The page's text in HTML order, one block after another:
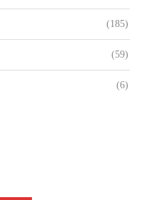
(185)
(59)
(6)